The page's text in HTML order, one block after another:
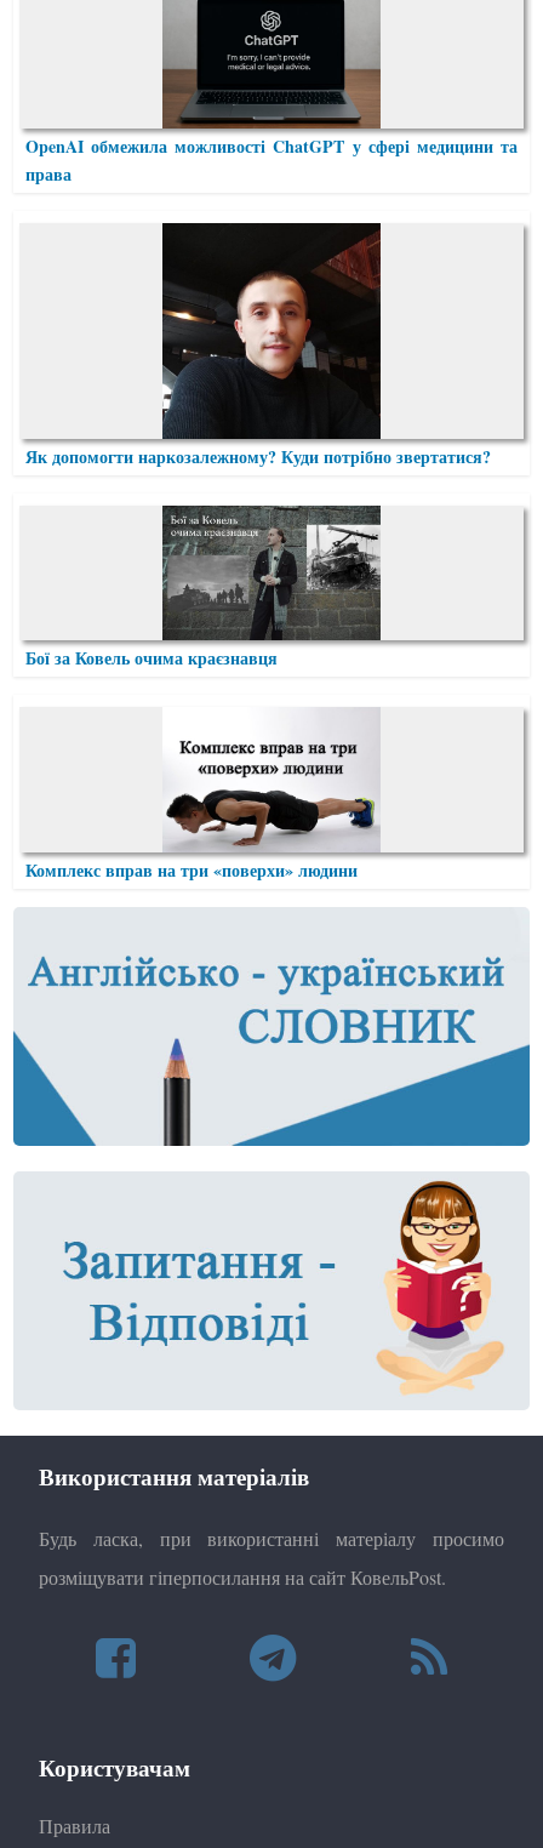
OpenAI обмежила можливості ChatGPT у сфері медицини та
права
Як допомогти наркозалежному? Куди потрібно звертатися?
Бої за Ковель очима краєзнавця
Комплекс вправ на три «поверхи» людини
Використання матеріалів
Будь ласка, при використанні матеріалу просимо
розміщувати гіперпосилання на сайт КовельPost.
Користувачам
Правила